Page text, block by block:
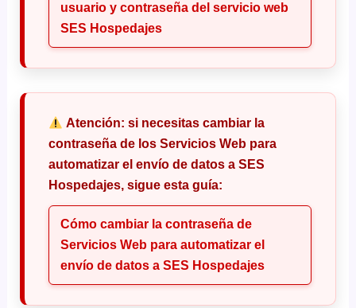
usuario y contraseña del servicio web
SES Hospedajes
Atención: si necesitas cambiar la
contraseña de los Servicios Web para
automatizar el envío de datos a SES
Hospedajes, sigue esta guía:
Cómo cambiar la contraseña de
Servicios Web para automatizar el
envío de datos a SES Hospedajes